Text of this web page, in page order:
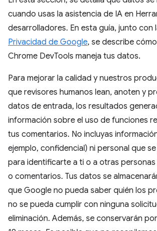
cuando usas la asistencia de IA en
desarrolladores. En esta guía, junto con
Privacidad de Google, se describe
Chrome DevTools maneja tus datos.
Para mejorar la calidad y nuestros
que revisores humanos lean, anoten y
datos de entrada, los resultados
información sobre el uso de funciones
tus comentarios. No incluyas
ejemplo, confidencial) ni personal que
para identificarte a ti o a otras personas
o comentarios. Tus datos se
que Google no pueda saber quién los
no se pueda cumplir con ninguna
eliminación. Además, se conservarán